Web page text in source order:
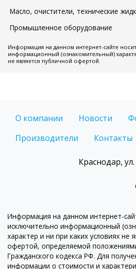
Масло, очистители, технические
Промышленное оборудование
Информация на данном интернет-сайте
информационный (ознакомительный)
не является публичной офертой.
О компании Новости
Производители
Контакты
Краснодар,
Информация на данном интернет-
исключительно информационный
характер и ни при каких условиях не
офертой, определяемой
Гражданского кодекса РФ. Для
информации о стоимости и